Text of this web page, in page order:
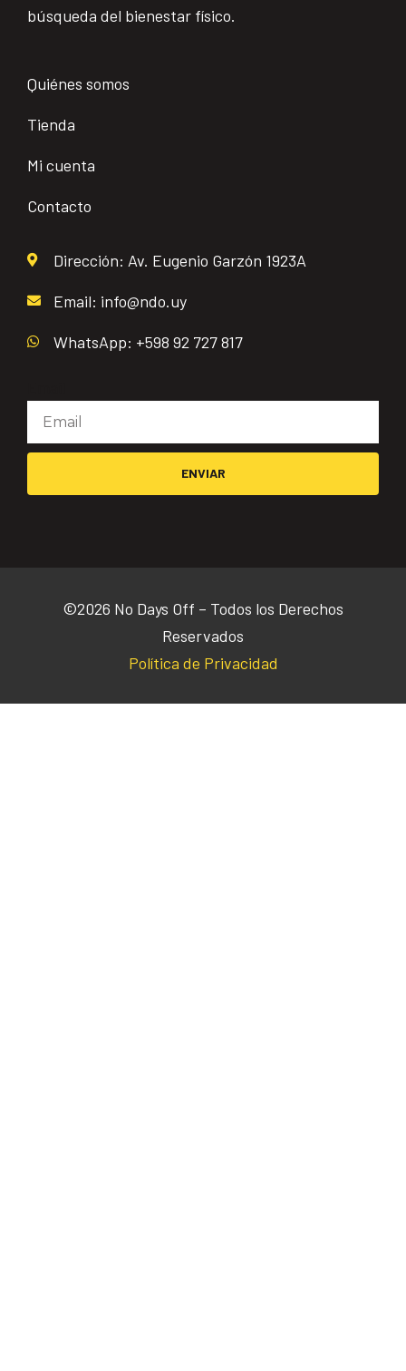
búsqueda del bienestar físico.
Quiénes somos
Tienda
Mi cuenta
Contacto
Dirección: Av. Eugenio Garzón 1923A
Email: info@ndo.uy
WhatsApp: +598 92 727 817
ENVIAR
©2026 No Days Off – Todos los Derechos
Reservados
Política de Privacidad